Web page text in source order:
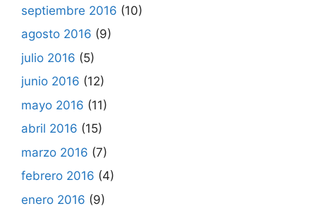
septiembre 2016 (10)
agosto 2016 (9)
julio 2016 (5)
junio 2016 (12)
mayo 2016 (11)
abril 2016 (15)
marzo 2016 (7)
febrero 2016 (4)
enero 2016 (9)